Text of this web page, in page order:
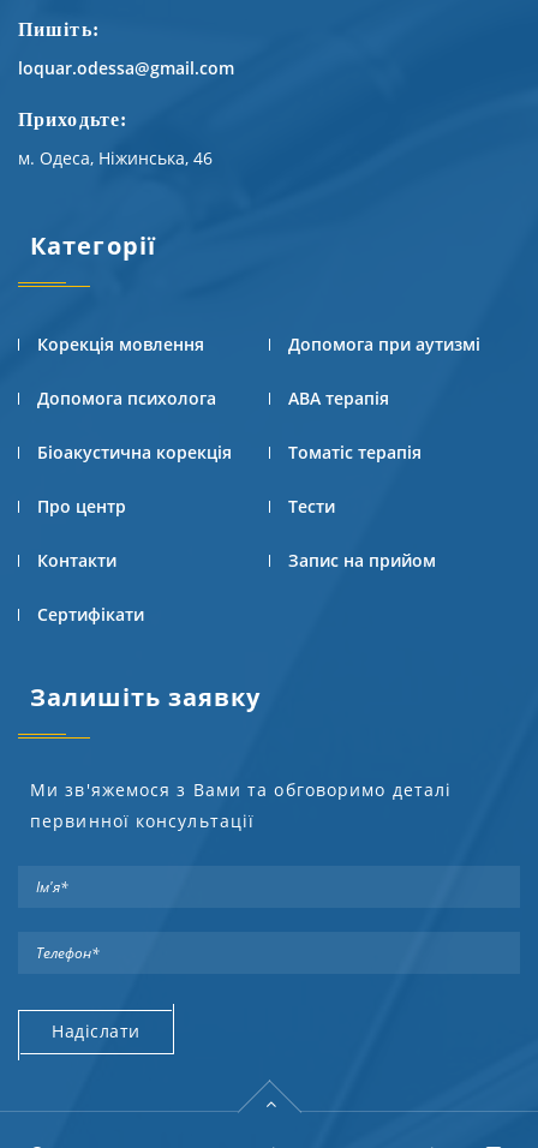
Пишіть:
loquar.odessa@gmail.com
Приходьте:
м. Одеса, Ніжинська, 46
Категорії
Корекція мовлення Допомога при аутизмі
Допомога психолога АВА терапія
Біоакустична корекція Томатіс терапія
Про центр Тести
Контакти Запис на прийом
Сертифікати
Залишіть заявку
Ми зв'яжемося з Вами та обговоримо деталі
первинної консультації